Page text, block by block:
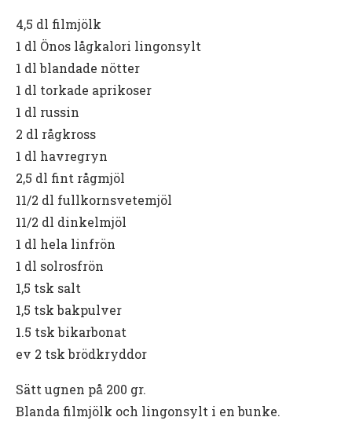
4,5 dl filmjölk
1 dl Önos lågkalori lingonsylt
1 dl blandade nötter
1 dl torkade aprikoser
1 dl russin
2 dl rågkross
1 dl havregryn
2,5 dl fint rågmjöl
11/2 dl fullkornsvetemjöl
11/2 dl dinkelmjöl
1 dl hela linfrön
1 dl solrosfrön
1,5 tsk salt
1,5 tsk bakpulver
1.5 tsk bikarbonat
ev 2 tsk brödkryddor
Sätt ugnen på 200 gr.
Blanda filmjölk och lingonsylt i en bunke.